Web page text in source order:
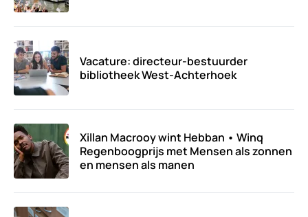
Vacature: directeur-bestuurder
bibliotheek West-Achterhoek
Xillan Macrooy wint Hebban • Winq
Regenboogprijs met Mensen als zonnen
en mensen als manen